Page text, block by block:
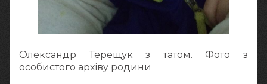
Олександр Терещук з татом. Фото з
особистого архіву родини